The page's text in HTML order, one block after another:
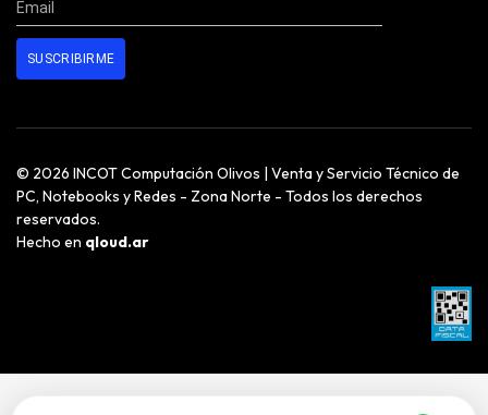
© 2026 INCOT Computación Olivos | Venta y Servicio Técnico de
PC, Notebooks y Redes - Zona Norte - Todos los derechos
reservados.
Hecho en qloud.ar